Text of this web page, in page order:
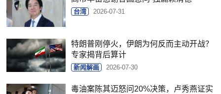
台湾 2026-07-31
特朗普刚停火，伊朗为何反而主动开战？
专家揭背后算计
新闻解画 2026-07-30
毒油案陈其迈怒问20%决策，卢秀燕证实